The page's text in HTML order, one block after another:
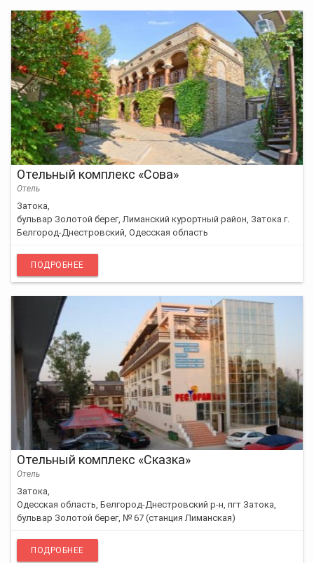
Отельный комплекс «Сова»
Отель
Затока,
бульвар Золотой берег, Лиманский курортный район, Затока г.
Белгород-Днестровский, Одесская область
ПОДРОБНЕЕ
Отельный комплекс «Сказка»
Отель
Затока,
Одесская область, Белгород-Днестровский р-н, пгт Затока,
бульвар Золотой берег, № 67 (станция Лиманская)
ПОДРОБНЕЕ